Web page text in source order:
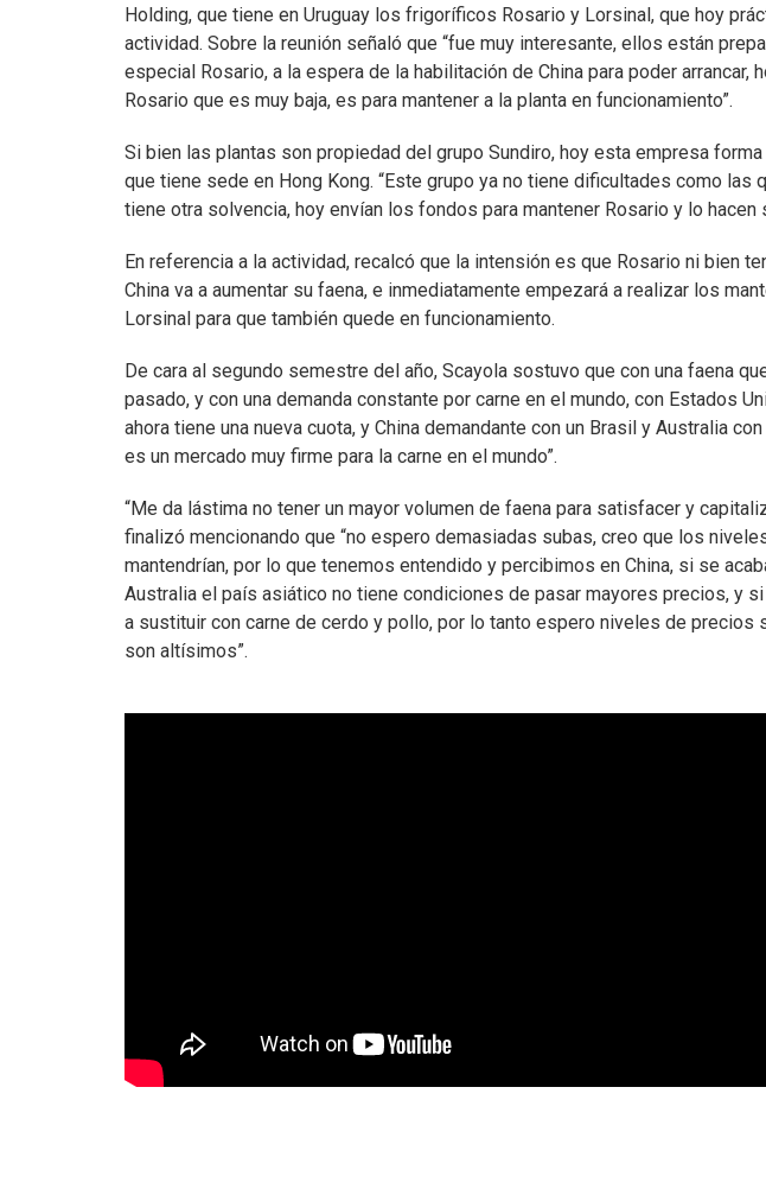
Holding, que tiene en Uruguay los frigoríficos Rosario y Lorsinal, que hoy
actividad. Sobre la reunión señaló que “fue muy interesante, ellos están
especial Rosario, a la espera de la habilitación de China para poder arrancar,
Rosario que es muy baja, es para mantener a la planta en funcionamiento”.
Si bien las plantas son propiedad del grupo Sundiro, hoy esta empresa
que tiene sede en Hong Kong. “Este grupo ya no tiene dificultades como las
tiene otra solvencia, hoy envían los fondos para mantener Rosario y lo hacen
En referencia a la actividad, recalcó que la intensión es que Rosario ni bien
China va a aumentar su faena, e inmediatamente empezará a realizar los
Lorsinal para que también quede en funcionamiento.
De cara al segundo semestre del año, Scayola sostuvo que con una faena
pasado, y con una demanda constante por carne en el mundo, con Estados
ahora tiene una nueva cuota, y China demandante con un Brasil y Australia
es un mercado muy firme para la carne en el mundo”.
“Me da lástima no tener un mayor volumen de faena para satisfacer y
finalizó mencionando que “no espero demasiadas subas, creo que los
mantendrían, por lo que tenemos entendido y percibimos en China, si se
Australia el país asiático no tiene condiciones de pasar mayores precios, y
a sustituir con carne de cerdo y pollo, por lo tanto espero niveles de precios
son altísimos”.